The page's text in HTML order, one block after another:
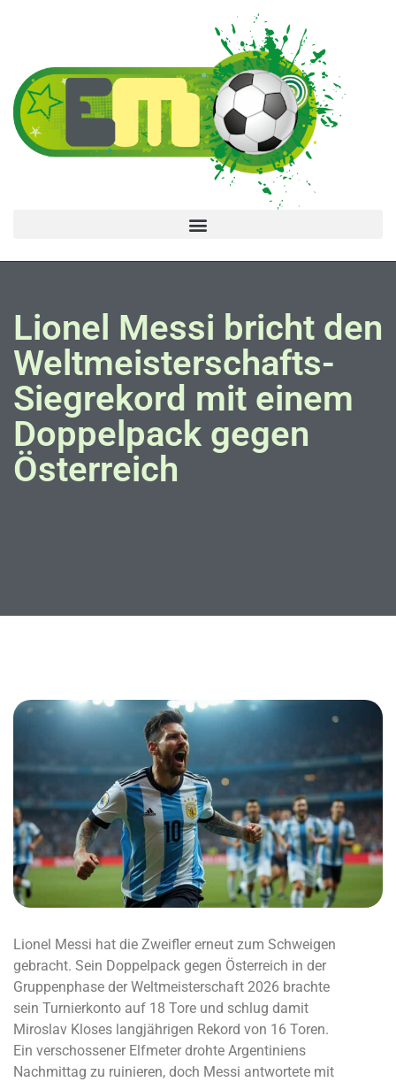
Lionel Messi bricht den
Weltmeisterschafts-
Siegrekord mit einem
Doppelpack gegen
Österreich
Lionel Messi hat die Zweifler erneut zum Schweigen
gebracht. Sein Doppelpack gegen Österreich in der
Gruppenphase der Weltmeisterschaft 2026 brachte
sein Turnierkonto auf 18 Tore und schlug damit
Miroslav Kloses langjährigen Rekord von 16 Toren.
Ein verschossener Elfmeter drohte Argentiniens
Nachmittag zu ruinieren, doch Messi antwortete mit